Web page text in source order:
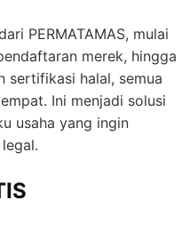
PERMATAMAS, mulai
merek, hingga
sertifikasi halal, semua
Ini menjadi solusi
usaha yang ingin